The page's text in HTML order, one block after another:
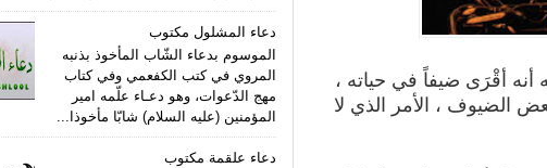
أقْرَى ضيفاً في حياته ،
الضيوف ، الأمر الذي لا
دعاء المشلول مكتوب
الموسوم بدعاء الشّاب المأخوذ بذنبه
المروي في كتب الكفعمي وفي كتاب
مهج الدّعوات، وهو دعـاء علّمه امير
المؤمنين (عليه السلام) شابّا مأخوذا...
دعاء علقمة مكتوب